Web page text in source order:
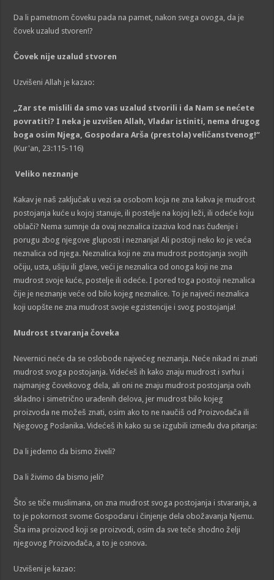
Da li pametnom čoveku pada na pamet, nakon svega ovoga, da je
čovek uzalud stvoren!?
Čovek nije uzalud stvoren
Uzvišeni Allah je kazao:
„Zar ste mislili da smo vas uzalud stvorili i da Nam se nećete
povratiti? I neka je uzvišen Allah, Vladar istiniti, nema drugog
boga osim Njega, Gospodara Arša (prestola) veličanstvenog!“
(Kur'an, 23:115-116)
Veliko neznanje
Kakav je naš zaključak u vezi sa osobom koja ne zna kakva je mudrost
postojanja kuće u kojoj stanuje, ili postelje na kojoj leži, ili odeće koju
oblači? Nema sumnje da ovaj neznalica izaziva kod nas čuđenje i
porugu zbog njegove gluposti i neznanja! Ali postoji neko ko je veća
neznalica od njega. Neznalica koji ne zna mudrost postojanja svojih
očiju, usta, ušiju ili glave, veći je neznalica od onoga koji ne zna
mudrost svoje kuće, postelje ili odeće. I pored toga postoji neznalica
čije je neznanje veće od bilo kojeg neznalice. To je najveći neznalica
koji uopšte ne zna mudrost svoje egzistencije i svog postojanja!
Mudrost stvaranja čoveka
Nevernici neće da se oslobode najvećeg neznanja. Neće nikad ni znati
mudrost svoga postojanja. Videćeš ih kako znaju mudrost i svrhu i
najmanjeg čovekovog dela, ali oni ne znaju mudrost postojanja ovih
skladno i simetrično urađenih delova, jer mudrost bilo kojeg
proizvoda ne možeš znati, osim ako to ne naučiš od Proizvođača ili
Njegovog Poslanika. Videćeš ih kako su se izgubili između dva pitanja:
Da li jedemo da bismo živeli?
Da li živimo da bismo jeli?
Što se tiče muslimana, on zna mudrost svoga postojanja i stvaranja, a
to je pokornost svome Gospodaru i činjenje dela obožavanja Njemu.
Šta ima proizvod koji se proizvodi, osim da sve teče shodno želji
njegovog Proizvođača, a to je osnova.
Uzvišeni je kazao: